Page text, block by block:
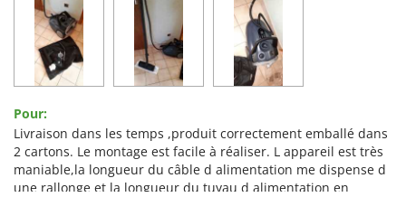
Prestations
Facilité d'utilisation
Qualité / Prix
Facilité de montage
Emballage
Pour:
Livraison dans les temps ,produit correctement emballé dans
2 cartons. Le montage est facile à réaliser. L appareil est très
maniable,la longueur du câble d alimentation me dispense d
une rallonge et la longueur du tuyau d alimentation en